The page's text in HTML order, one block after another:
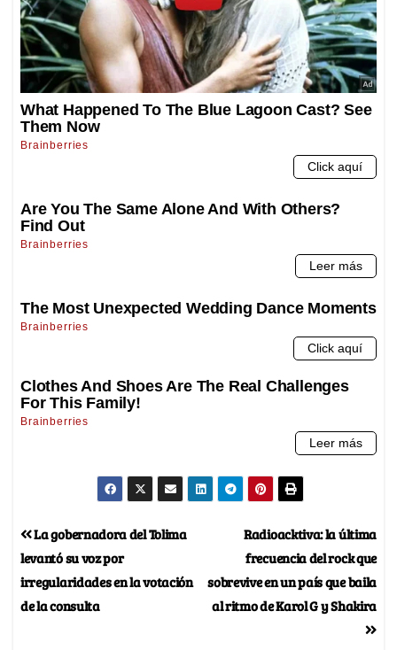
Radioacktiva: la última
frecuencia del rock que
sobrevive en un país que baila
al ritmo de Karol G y Shakira
La gobernadora del Tolima
levantó su voz por
irregularidades en la votación
de la consulta